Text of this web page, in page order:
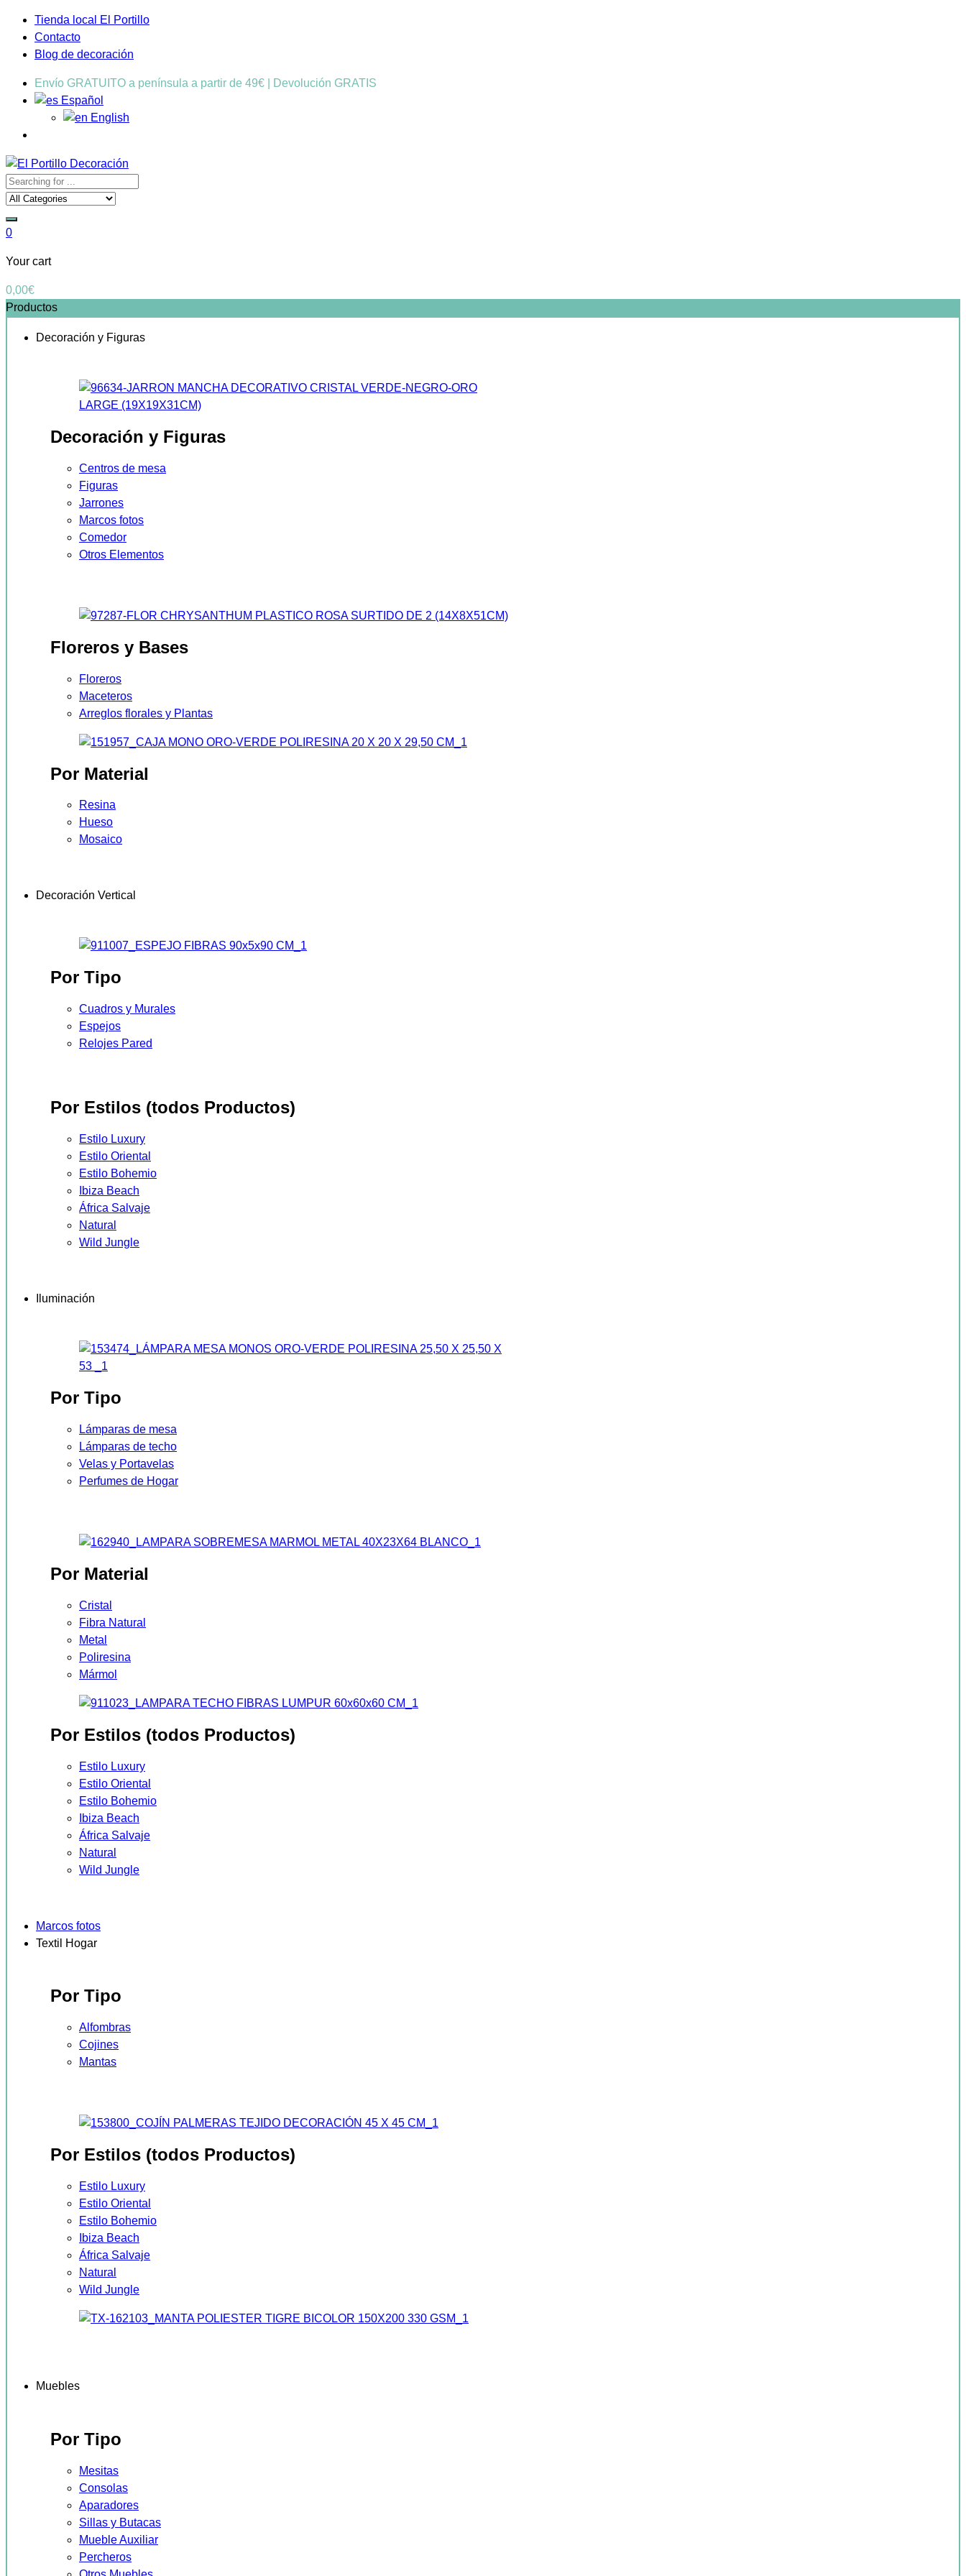
Tienda local El Portillo
Contacto
Blog de decoración
Envío GRATUITO a península a partir de 49€ | Devolución GRATIS
Español
English
0
Your cart
0,00€
Productos
Decoración y Figuras
Decoración y Figuras
Centros de mesa
Figuras
Jarrones
Marcos fotos
Comedor
Otros Elementos
Floreros y Bases
Floreros
Maceteros
Arreglos florales y Plantas
Por Material
Resina
Hueso
Mosaico
Decoración Vertical
Por Tipo
Cuadros y Murales
Espejos
Relojes Pared
Por Estilos (todos Productos)
Estilo Luxury
Estilo Oriental
Estilo Bohemio
Ibiza Beach
África Salvaje
Natural
Wild Jungle
Iluminación
Por Tipo
Lámparas de mesa
Lámparas de techo
Velas y Portavelas
Perfumes de Hogar
Por Material
Cristal
Fibra Natural
Metal
Poliresina
Mármol
Por Estilos (todos Productos)
Estilo Luxury
Estilo Oriental
Estilo Bohemio
Ibiza Beach
África Salvaje
Natural
Wild Jungle
Marcos fotos
Textil Hogar
Por Tipo
Alfombras
Cojines
Mantas
Por Estilos (todos Productos)
Estilo Luxury
Estilo Oriental
Estilo Bohemio
Ibiza Beach
África Salvaje
Natural
Wild Jungle
Muebles
Por Tipo
Mesitas
Consolas
Aparadores
Sillas y Butacas
Mueble Auxiliar
Percheros